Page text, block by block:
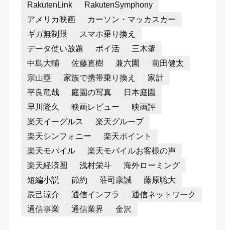
RakutenLink
RakutenSymphony
アメリカ映画
カーソン・マッカスカー
ギガ無制限
スマホ乗り換え
データ使い放題
ポイ活
三木肇
中島大輔
佐藤直樹 兼六園
前田健太
宗山塁
家族で携帯乗り換え
家計
平良竜哉
庭園の写真
日本庭園
早川隆久
映画レビュー
映画評
楽天イーグルス
楽天グループ
楽天シンフォニー
楽天ポイント
楽天モバイル
楽天モバイルお客様の声
楽天経済圏
浅村栄斗
海外ローミング
短編小説
節約 荘司康誠
藤原聡大
辰己涼介
通信インフラ
通信ネットワーク
通信事業
通信業界 金沢